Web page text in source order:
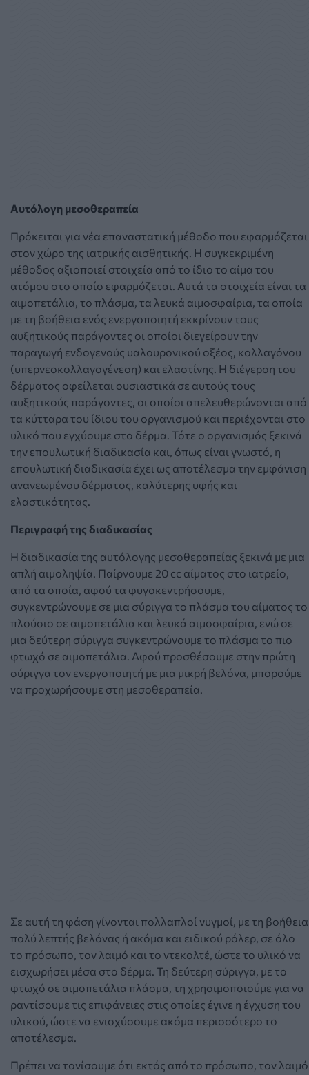
Αυτόλογη μεσοθεραπεία
Πρόκειται για νέα επαναστατική μέθοδο που εφαρμόζεται
στον χώρο της ιατρικής αισθητικής. Η συγκεκριμένη
μέθοδος αξιοποιεί στοιχεία από το ίδιο το αίμα του
ατόμου στο οποίο εφαρμόζεται. Αυτά τα στοιχεία είναι τα
αιμοπετάλια, το πλάσμα, τα λευκά αιμοσφαίρια, τα οποία
με τη βοήθεια ενός ενεργοποιητή εκκρίνουν τους
αυξητικούς παράγοντες οι οποίοι διεγείρουν την
παραγωγή ενδογενούς υαλουρονικού οξέος, κολλαγόνου
(υπερνεοκολλαγογένεση) και ελαστίνης. Η διέγερση του
δέρματος οφείλεται ουσιαστικά σε αυτούς τους
αυξητικούς παράγοντες, οι οποίοι απελευθερώνονται από
τα κύτταρα του ίδιου του οργανισμού και περιέχονται στο
υλικό που εγχύουμε στο δέρμα. Τότε ο οργανισμός ξεκινά
την επουλωτική διαδικασία και, όπως είναι γνωστό, η
επουλωτική διαδικασία έχει ως αποτέλεσμα την εμφάνιση
ανανεωμένου δέρματος, καλύτερης υφής και
ελαστικότητας.
Περιγραφή της διαδικασίας
Η διαδικασία της αυτόλογης μεσοθεραπείας ξεκινά με μια
απλή αιμοληψία. Παίρνουμε 20 cc αίματος στο ιατρείο,
από τα οποία, αφού τα φυγοκεντρήσουμε,
συγκεντρώνουμε σε μια σύριγγα το πλάσμα του αίματος το
πλούσιο σε αιμοπετάλια και λευκά αιμοσφαίρια, ενώ σε
μια δεύτερη σύριγγα συγκεντρώνουμε το πλάσμα το πιο
φτωχό σε αιμοπετάλια. Αφού προσθέσουμε στην πρώτη
σύριγγα τον ενεργοποιητή με μια μικρή βελόνα, μπορούμε
να προχωρήσουμε στη μεσοθεραπεία.
Σε αυτή τη φάση γίνονται πολλαπλοί νυγμοί, με τη βοήθεια
πολύ λεπτής βελόνας ή ακόμα και ειδικού ρόλερ, σε όλο
το πρόσωπο, τον λαιμό και το ντεκολτέ, ώστε το υλικό να
εισχωρήσει μέσα στο δέρμα. Τη δεύτερη σύριγγα, με το
φτωχό σε αιμοπετάλια πλάσμα, τη χρησιμοποιούμε για να
ραντίσουμε τις επιφάνειες στις οποίες έγινε η έγχυση του
υλικού, ώστε να ενισχύσουμε ακόμα περισσότερο το
αποτέλεσμα.
Πρέπει να τονίσουμε ότι εκτός από το πρόσωπο, τον λαιμό